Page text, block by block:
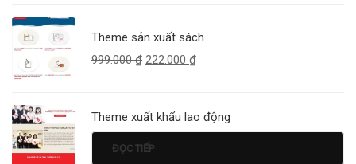
Theme sản xuất sách
999.000₫ 222.000 ₫
Theme xuất khẩu lao động
ĐỌC TIẾP